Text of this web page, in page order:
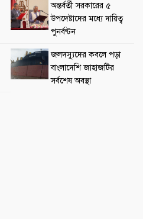
অন্তর্বর্তী সরকারের ৫
উপদেষ্টাদের মধ্যে দায়িত্ব
পুনর্বণ্টন
জলদস্যুদের কবলে পড়া
বাংলাদেশি জাহাজটির
সর্বশেষ অবস্থা